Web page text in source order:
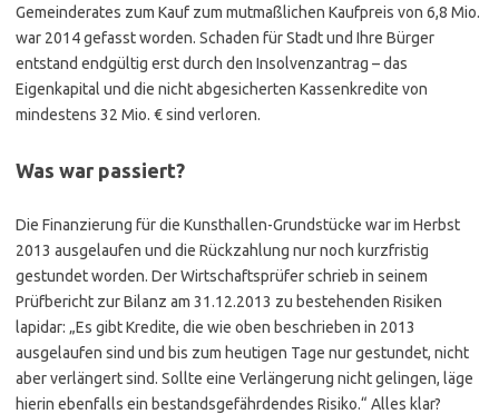
Gemeinderates zum Kauf zum mutmaßlichen Kaufpreis von 6,8 Mio.
war 2014 gefasst worden. Schaden für Stadt und Ihre Bürger
entstand endgültig erst durch den Insolvenzantrag – das
Eigenkapital und die nicht abgesicherten Kassenkredite von
mindestens 32 Mio. € sind verloren.
Was war passiert?
Die Finanzierung für die Kunsthallen-Grundstücke war im Herbst
2013 ausgelaufen und die Rückzahlung nur noch kurzfristig
gestundet worden. Der Wirtschaftsprüfer schrieb in seinem
Prüfbericht zur Bilanz am 31.12.2013 zu bestehenden Risiken
lapidar: „Es gibt Kredite, die wie oben beschrieben in 2013
ausgelaufen sind und bis zum heutigen Tage nur gestundet, nicht
aber verlängert sind. Sollte eine Verlängerung nicht gelingen, läge
hierin ebenfalls ein bestandsgefährdendes Risiko.“ Alles klar?